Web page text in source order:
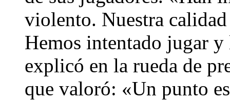
violento. Nuestra
Hemos intentado jugar
explicó en la rueda de
que valoró: «Un punto